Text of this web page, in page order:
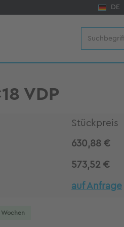
DE
VDP
Stückpreis
630,88 €
573,52 €
auf Anfrage
Wochen